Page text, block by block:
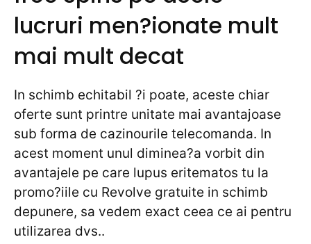
lucruri men?ionate mult
mai mult decat
In schimb echitabil ?i poate, aceste chiar
oferte sunt printre unitate mai avantajoase
sub forma de cazinourile telecomanda. In
acest moment unul diminea?a vorbit din
avantajele pe care lupus eritematos tu la
promo?iile cu Revolve gratuite in schimb
depunere, sa vedem exact ceea ce ai pentru
utilizarea dvs..